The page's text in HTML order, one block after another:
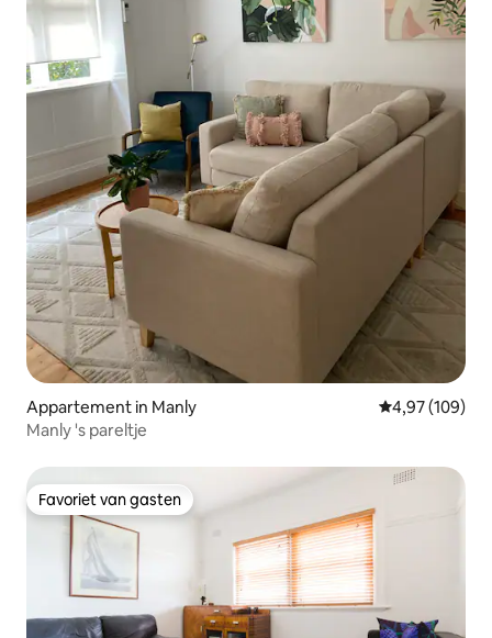
Appartement in Manly Gemiddelde
4,97 (109)
Manly 's pareltje
Favoriet van gasten
Favoriet van gasten